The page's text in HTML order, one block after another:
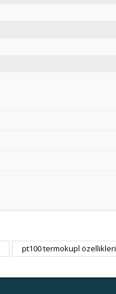
pt100 termokupl özellikleri